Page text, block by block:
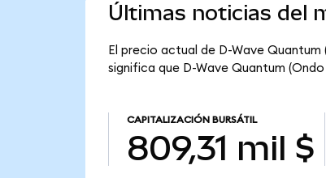
Últimas noticias del
El precio actual de D-Wave Quantum
significa que D-Wave Quantum
CAPITALIZACIÓN BURSÁTIL
809,31 mil $